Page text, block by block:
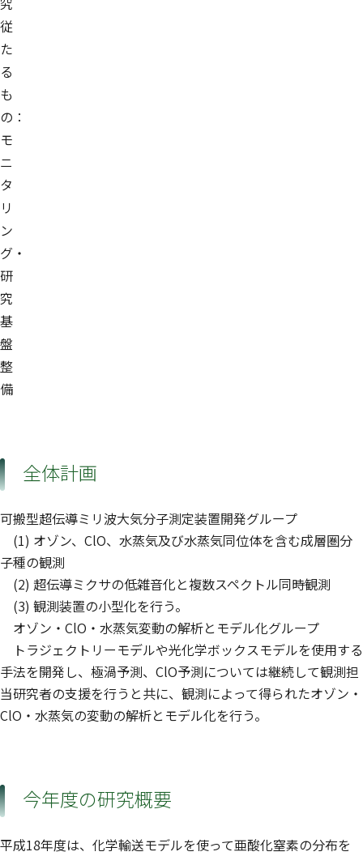
従
た
る
も
の：
モ
ニ
タ
リ
ン
グ・
研
究
基
盤
整
備
全体計画
可搬型超伝導ミリ波大気分子測定装置開発グループ
(1) オゾン、ClO、水蒸気及び水蒸気同位体を含む成層圏分
子種の観測
(2) 超伝導ミクサの低雑音化と複数スペクトル同時観測
(3) 観測装置の小型化を行う。
オゾン・ClO・水蒸気変動の解析とモデル化グループ
トラジェクトリーモデルや光化学ボックスモデルを使用する
手法を開発し、極渦予測、ClO予測については継続して観測担
当研究者の支援を行うと共に、観測によって得られたオゾン・
ClO・水蒸気の変動の解析とモデル化を行う。
今年度の研究概要
平成18年度は、化学輸送モデルを使って亜酸化窒素の分布を